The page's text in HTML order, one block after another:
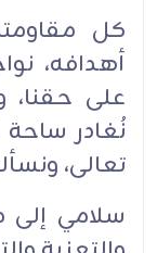
كل
أهدافه،
على
نُغادر ساحة
تعالى،
سلامي إلى